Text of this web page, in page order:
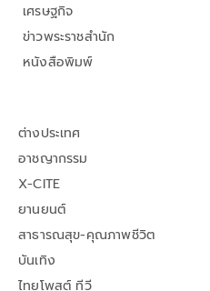
เศรษฐกิจ
ข่าวพระราชสำนัก
หนังสือพิมพ์
ต่างประเทศ
อาชญากรรม
X-CITE
ยานยนต์
สาธารณสุข-คุณภาพชีวิต
บันเทิง
ไทยโพสต์ ทีวี